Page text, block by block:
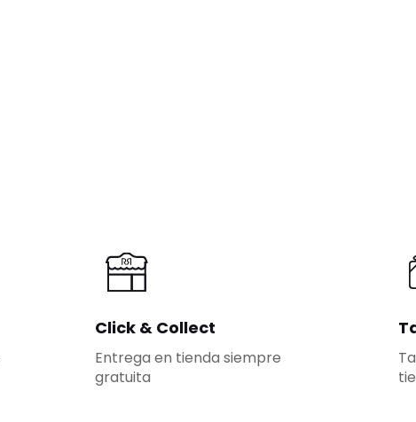
Click & Collect
Entrega en tienda siempre
gratuita